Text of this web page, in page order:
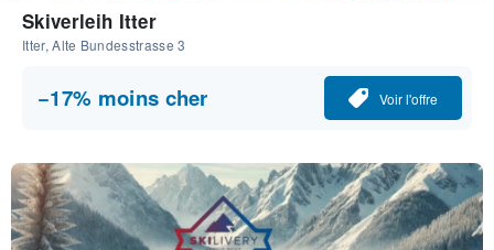
Skiverleih Itter
Itter, Alte Bundesstrasse 3
−17% moins cher Voir l'offre